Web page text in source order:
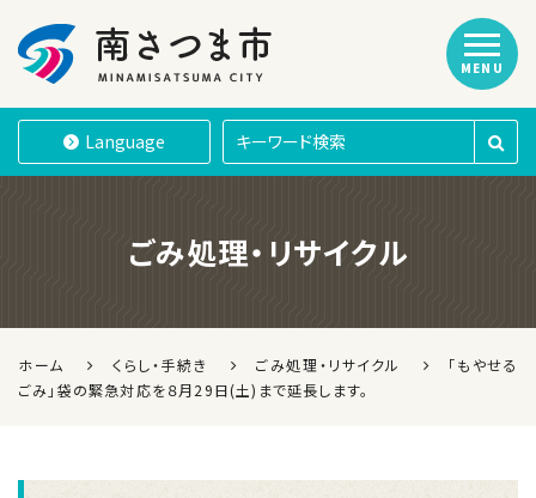
南さつま市
Language
MENU
ごみ処理・リサイクル
ホーム くらし・手続き ごみ処理・リサイクル
「もやせる
ごみ」袋の緊急対応を８月29日(土)まで延長します。